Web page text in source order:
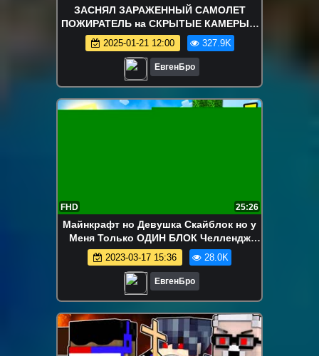
ЗАСНЯЛ ЗАРАЖЕННЫЙ САМОЛЕТ
ПОЖИРАТЕЛЬ на СКРЫТЫЕ КАМЕРЫ в
МАЙНКРАФТ! ДЕВУШКА НУБ и ПРО
ВИДЕО ТРОЛЛИНГ MINECRAFT
2025-01-21 12:00 327.9K
ЕвгенБро
FHD 25:26
Майнкрафт но Девушка Скайблок но у
Меня Только ОДИН БЛОК Челлендж
НУБ И ПРО ВИДЕО ТРОЛЛИНГ
MINECRAFT
2023-03-17 15:36 28.0K
ЕвгенБро